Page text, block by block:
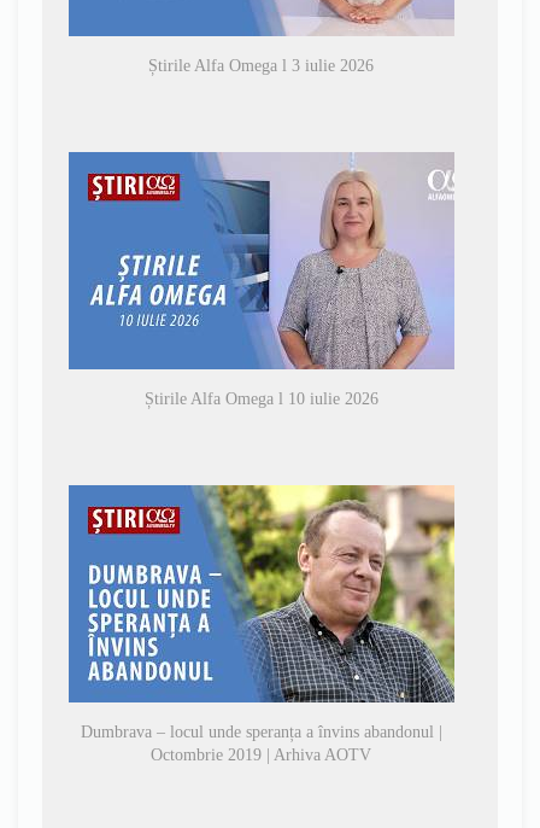
Știrile Alfa Omega l 3 iulie 2026
Știrile Alfa Omega l 10 iulie 2026
Dumbrava – locul unde speranța a învins abandonul |
Octombrie 2019 | Arhiva AOTV